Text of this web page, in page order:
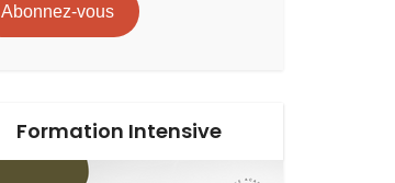
Abonnez-vous
Formation Intensive